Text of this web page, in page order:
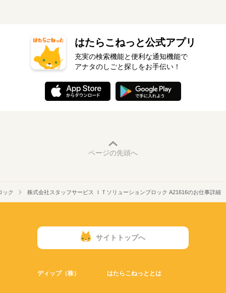
はたらこねっと公式アプリ
充実の検索機能と便利な通知機能で
アナタのしごと探しをお手伝い！
ページの先頭へ
ック 株式会社スタッフサービス ＩＴソリューションブロック A21616のお仕事詳細
サイトトップへ
ディップ（株） はたらこねっととは